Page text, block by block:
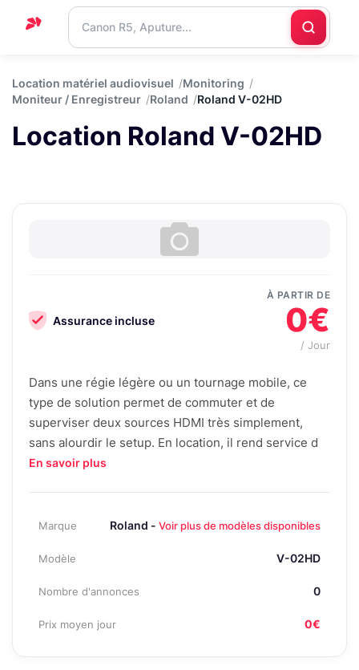
Support
Blog
Location matériel audiovisuel
Monitoring
Moniteur / Enregistreur
Roland Roland V-02HD
Location Roland V-02HD
Assurance incluse
À PARTIR DE
0€
/ Jour
Dans une régie légère ou un tournage mobile, ce
type de solution permet de commuter et de
superviser deux sources HDMI très simplement,
sans alourdir le setup. En location, il rend service d
En savoir plus
Marque Roland - Voir plus de modèles disponibles
Modèle V-02HD
Nombre d'annonces 0
Prix moyen jour 0€